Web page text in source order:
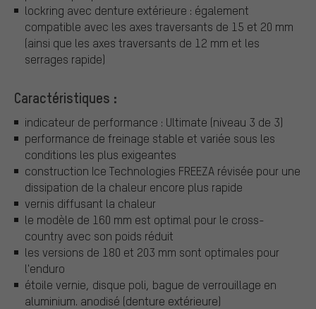
lockring avec denture extérieure : également
compatible avec les axes traversants de 15 et 20 mm
(ainsi que les axes traversants de 12 mm et les
serrages rapide)
Caractéristiques :
indicateur de performance : Ultimate (niveau 3 de 3)
performance de freinage stable et variée sous les
conditions les plus exigeantes
construction Ice Technologies FREEZA révisée pour une
dissipation de la chaleur encore plus rapide
vernis diffusant la chaleur
le modèle de 160 mm est optimal pour le cross-
country avec son poids réduit
les versions de 180 et 203 mm sont optimales pour
l'enduro
étoile vernie, disque poli, bague de verrouillage en
aluminium. anodisé (denture extérieure)